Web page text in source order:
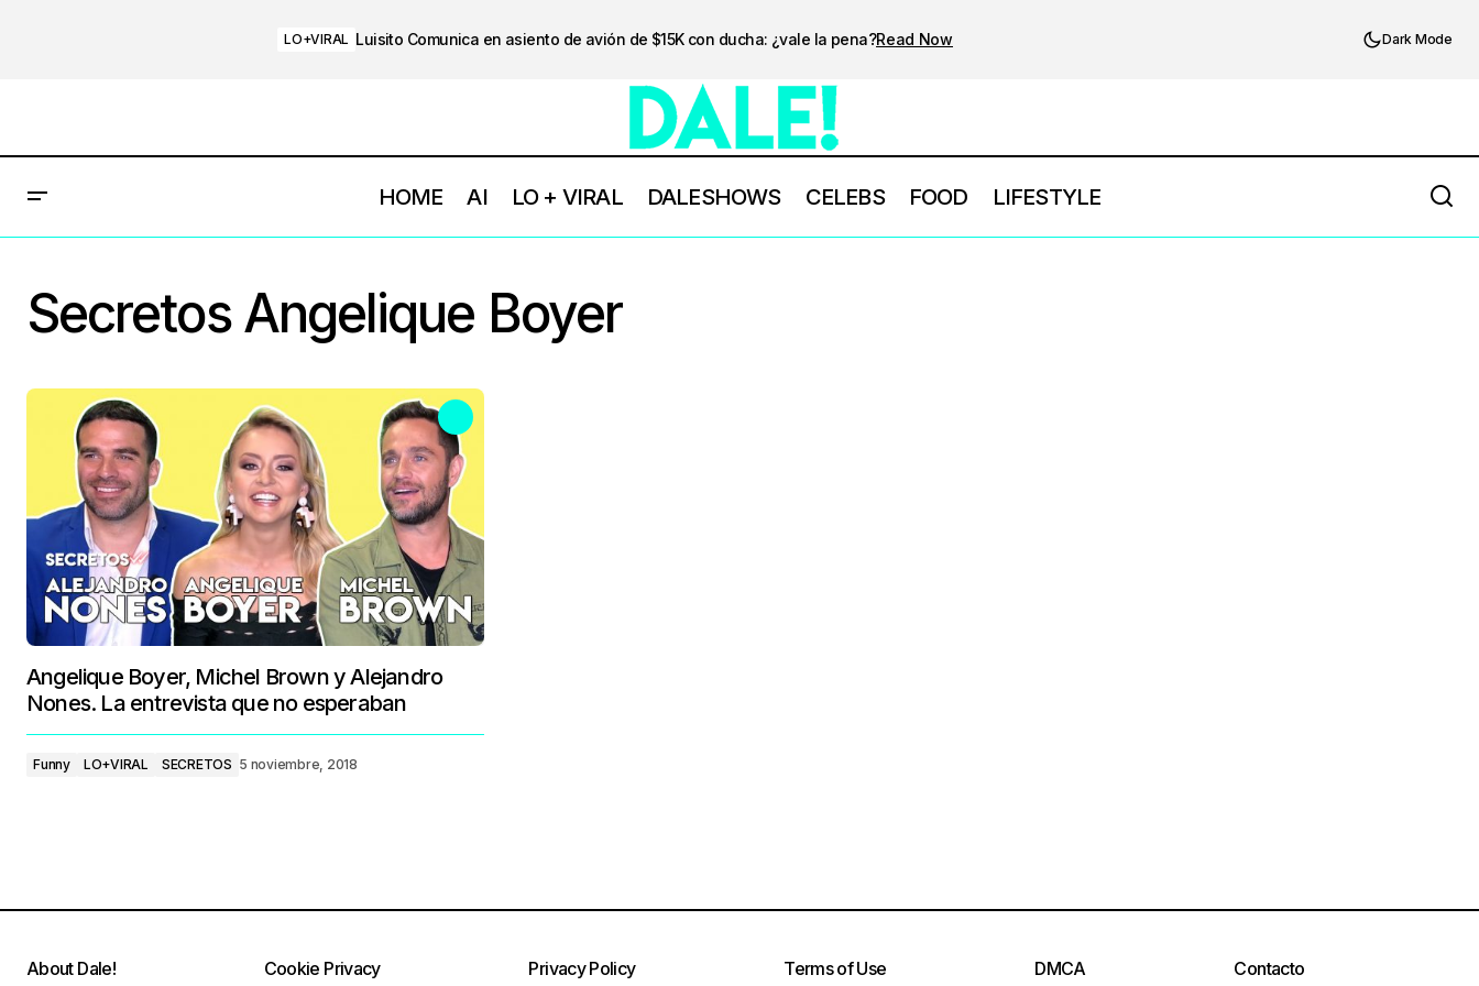
LO+VIRAL Luisito Comunica en asiento de avión de $15K con ducha: ¿vale la pena?Read Now Dark Mode
HOME AI LO + VIRAL DALESHOWS CELEBS FOOD LIFESTYLE
Secretos Angelique Boyer
Angelique Boyer, Michel Brown y Alejandro
Nones. La entrevista que no esperaban
Funny LO+VIRAL SECRETOS 5 noviembre, 2018
About Dale! Cookie Privacy Privacy Policy Terms of Use DMCA Contacto